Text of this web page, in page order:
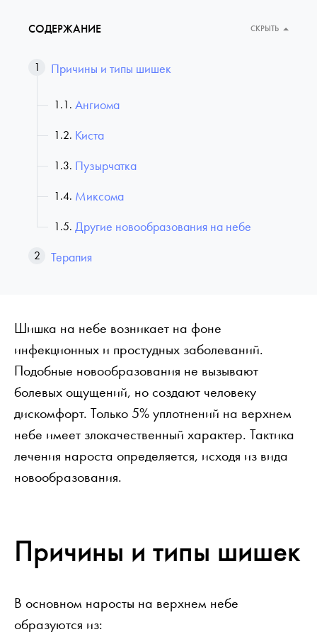
СОДЕРЖАНИЕ СКРЫТЬ
Причины и типы шишек
Ангиома
Киста
Пузырчатка
Миксома
Другие новообразования на небе
Терапия
Шишка на небе возникает на фоне
инфекционных и простудных заболеваний.
Подобные новообразования не вызывают
болевых ощущений, но создают человеку
дискомфорт. Только 5% уплотнений на верхнем
небе имеет злокачественный характер. Тактика
лечения нароста определяется, исходя из вида
новообразования.
Причины и типы шишек
В основном наросты на верхнем небе
образуются из: